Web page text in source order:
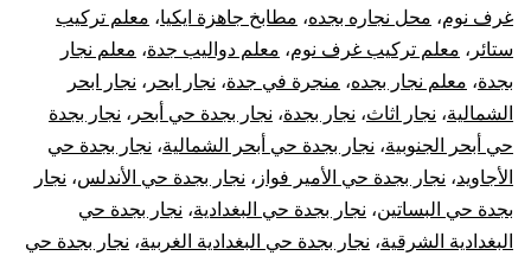
الأبواب
غرف نوم، محل نجاره بجده، مطابخ جاهزة ايكيا، معلم تركيب
ستائر ، معلم تركيب غرف نوم، معلم دواليب جدة، معلم نجار
بجدة، معلم نجار بجده، منجرة في جدة، نجار ابحر ، نجار ابحر
الشمالية، نجار اثاث، نجار بجدة، نجار بجدة حي أبحر ، نجار بجدة
حي أبحر الجنوبية، نجار بجدة حي أبحر الشمالية، نجار بجدة حي
الأجاويد، نجار بجدة حي الأمير فواز ، نجار بجدة حي الأندلس، نجار
بجدة حي البساتين، نجار بجدة حي البغدادية، نجار بجدة حي
البغدادية الشرقية، نجار بجدة حي البغدادية الغربية، نجار بجدة حي